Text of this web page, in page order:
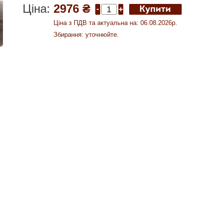
Ціна: 2976 ₴
Ціна з ПДВ та актуальна на: 06.08.2026р.
Збирання: уточнюйте.